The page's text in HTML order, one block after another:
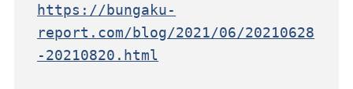
https://bungaku-
report.com/blog/2021/06/20210628
-20210820.html